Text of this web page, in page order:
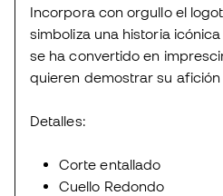
Incorpora con orgullo el
simboliza una historia
se ha convertido en
quieren demostrar su afición
Detalles:
Corte entallado
Cuello Redondo